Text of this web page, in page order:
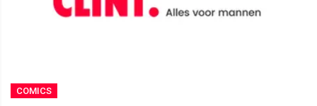
COMICS